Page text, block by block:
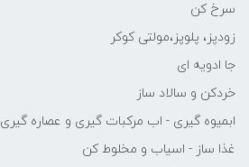
سرخ کن
زودپز، پلوپز،مولتی کوکر
جا ادویه ای
خردکن و سالاد ساز
ابمیوه گیری - اب مرکبات گیری و عصاره گیری
غذا ساز - اسیاب و مخلوط کن